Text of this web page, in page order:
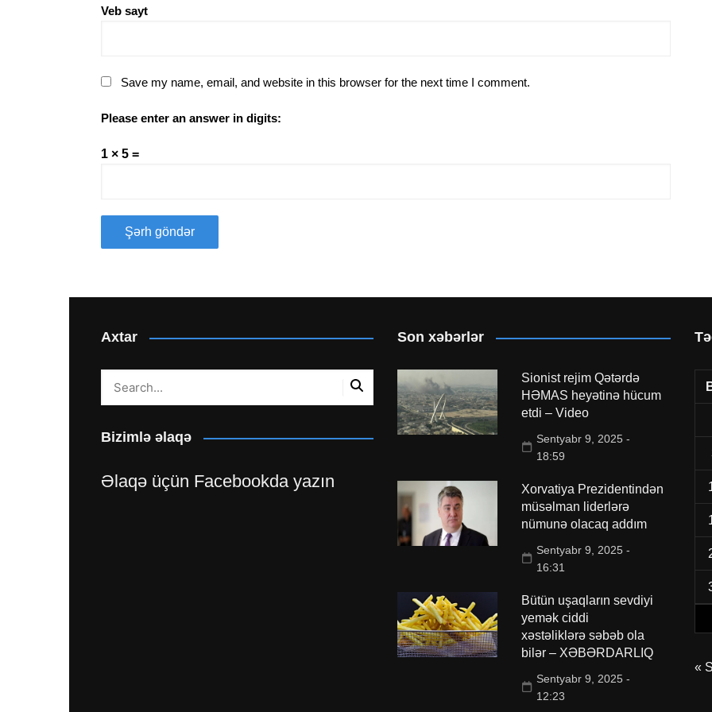
Veb sayt
Save my name, email, and website in this browser for the next time I comment.
Please enter an answer in digits:
1 × 5 =
Axtar
Bizimlə əlaqə
Əlaqə üçün Facebookda yazın
Son xəbərlər
Sionist rejim Qətərdə
HƏMAS heyətinə hücum
etdi – Video
Sentyabr 9, 2025 -
18:59
Xorvatiya Prezidentindən
müsəlman liderlərə
nümunə olacaq addım
Sentyabr 9, 2025 -
16:31
Bütün uşaqların sevdiyi
yemək ciddi
xəstəliklərə səbəb ola
bilər – XƏBƏRDARLIQ
Sentyabr 9, 2025 -
12:23
«